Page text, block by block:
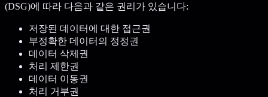
(DSG)에 따라 다음과 같은 권리가 있습니다:
저장된 데이터에 대한 접근권
부정확한 데이터의 정정권
데이터 삭제권
처리 제한권
데이터 이동권
처리 거부권